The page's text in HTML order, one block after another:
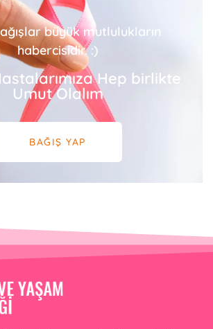
büyük mutlulukların
habercisidir. :)
Hep birlikte
Umut Olalım
BAĞIŞ YAP